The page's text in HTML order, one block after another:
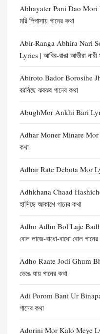
Abhayater Pani Dao Mori
মরি পিপাসায় গানের কথা
Abir-Ranga Abhira Nari
Lyrics | আবির-রাঙা আভীরা নারী
Abiroto Bador Borosihe
বরষিছে ঝরঝর গানের কথা
AbughMor Ankhi Bari
Adhar Moner Minare Mor
কথা
Adhar Rate Debota Mor
Adhkhana Chaad
হাসিছে আকাশে গানের কথা
Adho Adho Bol Laje
বোল লাজে-বাধো-বাধো বোল
Adho Raate Jodi Ghum
ভেঙে যায় গানের কথা
Adi Porom Bani Ur
গানের কথা
Adorini Mor Kalo Meye